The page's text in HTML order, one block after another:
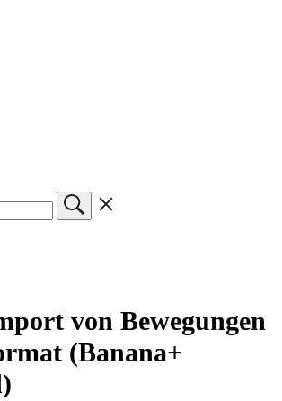
von Bewegungen
(Banana+